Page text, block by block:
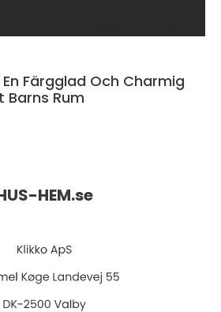
Färgglad Och Charmig
Barns Rum
HEM.se